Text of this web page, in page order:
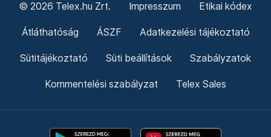
© 2026 Telex.hu Zrt. Impresszum Etikai kódex
Átláthatóság ÁSZF Adatkezelési tájékoztató
Sütitájékoztató Süti beállítások Szabályzatok
Kommentelési szabályzat Telex Sales